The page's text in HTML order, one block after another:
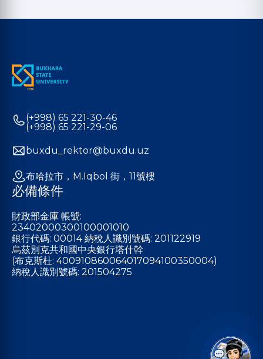
(+998) 65 221-30-46
(+998) 65 221-29-06
buxdu_rektor@buxdu.uz
布哈拉市，M.Iqbol 街，11號樓
必備條件
財政部金庫 帳號:
23402000300100001010
銀行代碼: 00014 納稅人識別號碼: 201122919
烏茲別克共和國中央銀行塔什幹
(布克斯杜: 400910860064017094100350004)
納稅人識別號碼: 201504275